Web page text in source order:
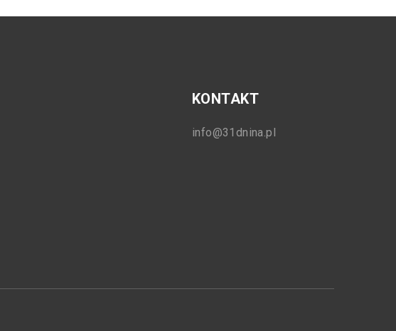
KONTAKT
info@31dnina.pl